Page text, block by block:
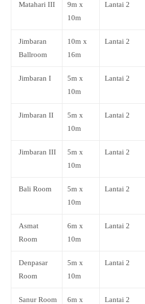
Matahari III
9m x
10m
Lantai 2
Jimbaran
Ballroom
10m x
16m
Lantai 2
Jimbaran I
5m x
10m
Lantai 2
Jimbaran II
5m x
10m
Lantai 2
Jimbaran III
5m x
10m
Lantai 2
Bali Room
5m x
10m
Lantai 2
Asmat
Room
6m x
10m
Lantai 2
Denpasar
Room
5m x
10m
Lantai 2
Sanur Room
6m x
Lantai 2